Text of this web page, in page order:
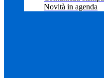
Novità in agenda